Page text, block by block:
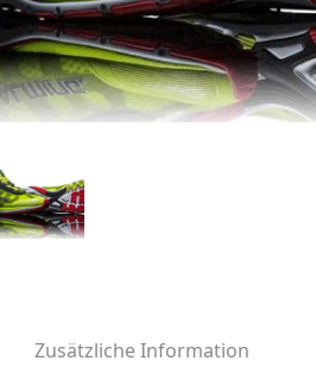
Zusätzliche Information